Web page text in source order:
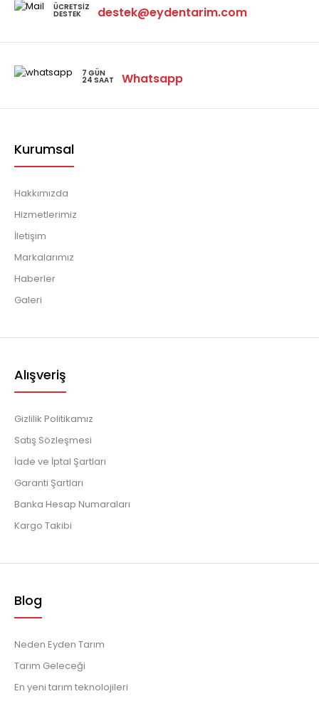
ÜCRETSIZ
DESTEK destek@eydentarim.com
7 GÜN
24 SAAT Whatsapp
Kurumsal
Hakkımızda
Hizmetlerimiz
İletişim
Markalarımız
Haberler
Galeri
Alışveriş
Gizlilik Politikamız
Satış Sözleşmesi
İade ve İptal Şartları
Garanti Şartları
Banka Hesap Numaraları
Kargo Takibi
Blog
Neden Eyden Tarım
Tarım Geleceği
En yeni tarım teknolojileri